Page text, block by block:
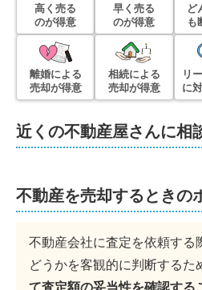
高く売る
のが得意
早く売る
のが得意
ど
も
離婚による
売却が得意
相続による
売却が得意
リ
に
近くの不動産屋さんに相
不動産を売却するときの
不動産会社に査定を依頼する
どうかを客観的に判断するた